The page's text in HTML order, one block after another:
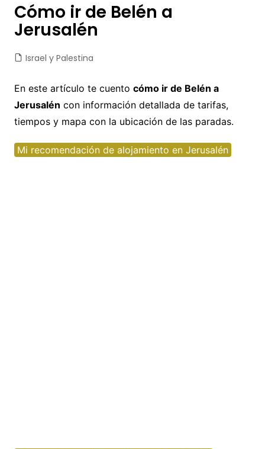
Cómo ir de Belén a
Jerusalén
Israel y Palestina
En este artículo te cuento cómo ir de Belén a
Jerusalén con información detallada de tarifas,
tiempos y mapa con la ubicación de las paradas.
Mi recomendación de alojamiento en Jerusalén